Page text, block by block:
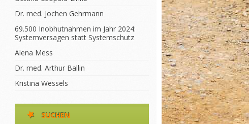
Dr. med. Jochen Gehrmann
69.500 Inobhutnahmen im Jahr 2024:
Systemversagen statt Systemschutz
Alena Mess
Dr. med. Arthur Ballin
Kristina Wessels
SUCHEN